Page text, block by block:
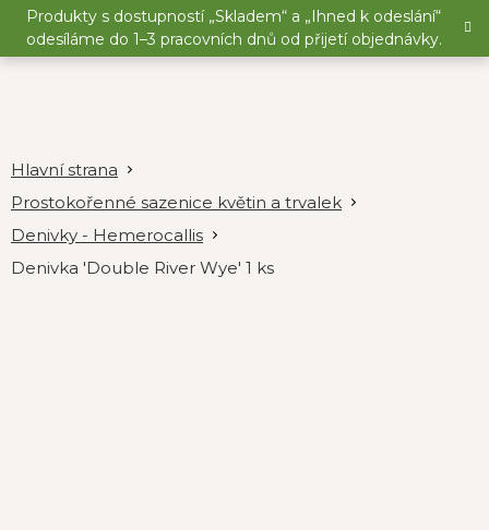
Přejít
obsah
Produkty s dostupností „Skladem“ a „Ihned k odeslání“
odesíláme do 1–3 pracovních dnů od přijetí objednávky.
Prostokořenné sazenice květin a trvalek
Denivky - Hemerocallis
Denivka 'Double River Wye' 1 ks